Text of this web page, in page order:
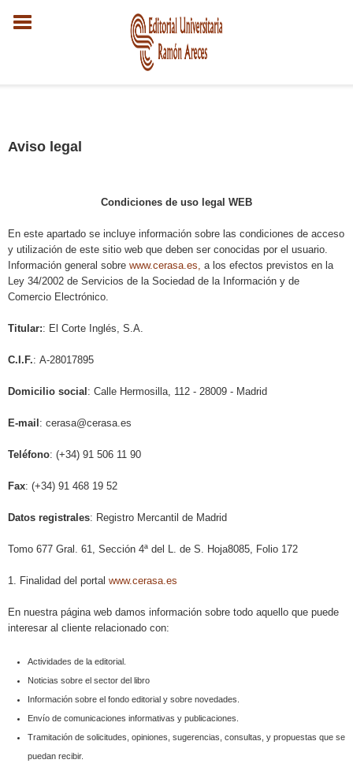
Aviso legal
Condiciones de uso legal WEB
En este apartado se incluye información sobre las condiciones de acceso
y utilización de este sitio web que deben ser conocidas por el usuario.
Información general sobre www.cerasa.es, a los efectos previstos en la
Ley 34/2002 de Servicios de la Sociedad de la Información y de
Comercio Electrónico.
Titular:: El Corte Inglés, S.A.
C.I.F.: A-28017895
Domicilio social : Calle Hermosilla, 112 - 28009 - Madrid
E-mail : cerasa@cerasa.es
Teléfono: (+34) 91 506 11 90
Fax: (+34) 91 468 19 52
Datos registrales: Registro Mercantil de Madrid
Tomo 677 Gral. 61, Sección 4ª del L. de S. Hoja8085, Folio 172
1. Finalidad del portal www.cerasa.es
En nuestra página web damos información sobre todo aquello que puede
interesar al cliente relacionado con:
Actividades de la editorial.
Noticias sobre el sector del libro
Información sobre el fondo editorial y sobre novedades.
Envío de comunicaciones informativas y publicaciones.
Tramitación de solicitudes, opiniones, sugerencias, consultas, y propuestas que se
puedan recibir.